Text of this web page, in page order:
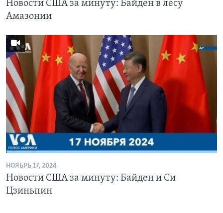
Новости США за минуту: Байден в лесу
Амазонии
НОЯБРЬ 17, 2024
Новости США за минуту: Байден и Си
Цзиньпин